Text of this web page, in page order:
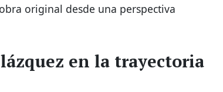
original desde una perspectiva
en la trayectoria